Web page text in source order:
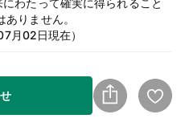
わたって確実に得られること
りません。
月02日現在）